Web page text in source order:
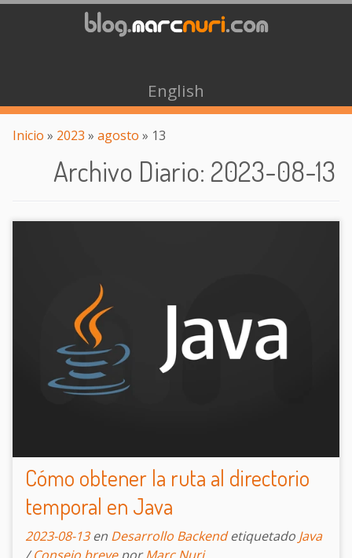
English
Inicio » 2023 » agosto » 13
Archivo Diario: 2023-08-13
Cómo obtener la ruta al directorio
temporal en Java
2023-08-13 en Desarrollo Backend etiquetado Java